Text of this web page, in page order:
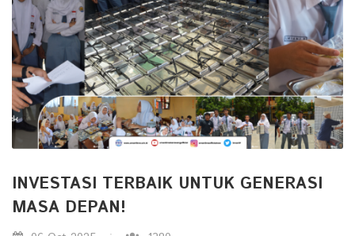
INVESTASI TERBAIK UNTUK GENERASI
MASA DEPAN!